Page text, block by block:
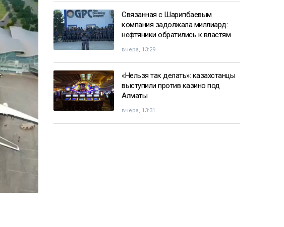
Связанная с Шарипбаевым
компания задолжала миллиард:
нефтяники обратились к властям
вчера, 13:29
«Нельзя так делать»: казахстанцы
выступили против казино под
Алматы
вчера, 13:31